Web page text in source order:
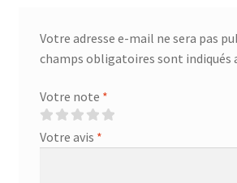
Votre adresse e-mail ne sera pas
champs obligatoires sont indiqués
Votre note *
Votre avis *